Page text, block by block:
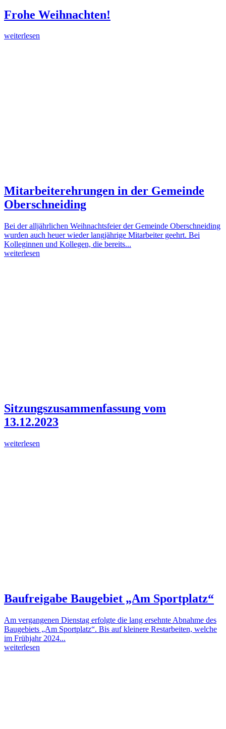
Frohe Weihnachten!
weiterlesen
Mitarbeiterehrungen in der Gemeinde
Oberschneiding
Bei der alljährlichen Weihnachtsfeier der Gemeinde Oberschneiding
wurden auch heuer wieder langjährige Mitarbeiter geehrt. Bei
Kolleginnen und Kollegen, die bereits...
weiterlesen
Sitzungszusammenfassung vom
13.12.2023
weiterlesen
Baufreigabe Baugebiet „Am Sportplatz“
Am vergangenen Dienstag erfolgte die lang ersehnte Abnahme des
Baugebiets „Am Sportplatz“. Bis auf kleinere Restarbeiten, welche
im Frühjahr 2024...
weiterlesen